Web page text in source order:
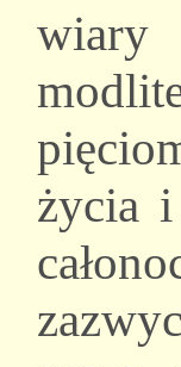
wiary
życia